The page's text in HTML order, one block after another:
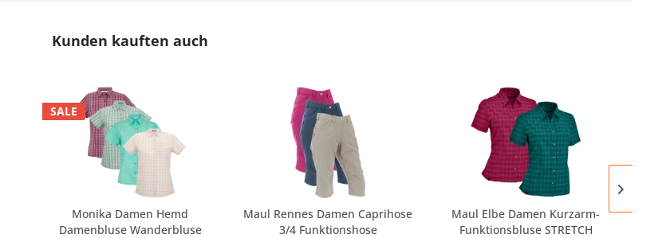
Kunden kauften auch
SALE
Monika Damen Hemd
Damenbluse Wanderbluse
Maul Rennes Damen Caprihose
3/4 Funktionshose
Maul Elbe Damen Kurzarm-
Funktionsbluse STRETCH